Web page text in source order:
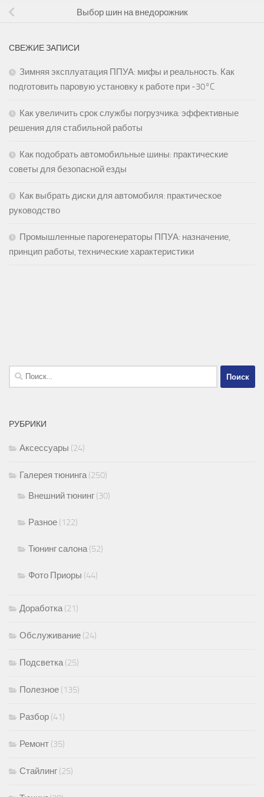
Выбор шин на внедорожник
СВЕЖИЕ ЗАПИСИ
Зимняя эксплуатация ППУА: мифы и реальность. Как
подготовить паровую установку к работе при -30°C
Как увеличить срок службы погрузчика: эффективные
решения для стабильной работы
Как подобрать автомобильные шины: практические
советы для безопасной езды
Как выбрать диски для автомобиля: практическое
руководство
Промышленные парогенераторы ППУА: назначение,
принцип работы, технические характеристики
Найти:
РУБРИКИ
Аксессуары (24)
Галерея тюнинга(250)
Внешний тюнинг (30)
Разное (122)
Тюнинг салона(52)
Фото Приоры (44)
Доработка(21)
Обслуживание (24)
Подсветка(25)
Полезное (135)
Разбор (41)
Ремонт (35)
Стайлинг (25)